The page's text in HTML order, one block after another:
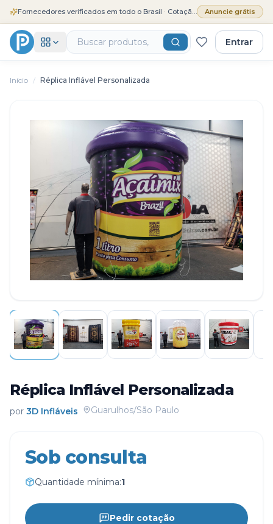
Fornecedores verificados em todo o Brasil · Cotação grátis Anuncie grátis
Entrar
Início / Réplica Inflável Personalizada
Réplica Inflável Personalizada
por 3D Infláveis Guarulhos/São Paulo
Sob consulta
Quantidade mínima:1
Pedir cotação